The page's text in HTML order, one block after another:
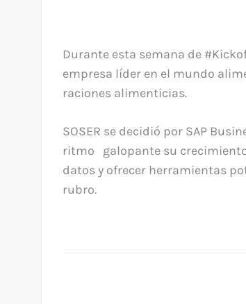
Durante esta semana de
empresa líder en el mundo
raciones alimenticias.
SOSER se decidió por SAP
ritmo galopante su
datos y ofrecer herramientas
rubro.